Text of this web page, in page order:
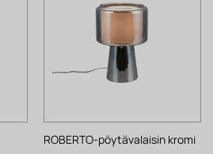
ROBERTO-pöytävalaisin kromi